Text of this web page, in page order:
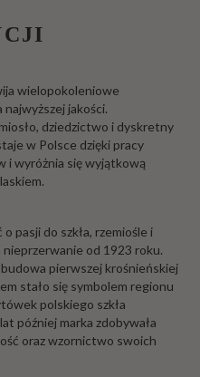
wielopokoleniowe
jakości.
dziedzictwo i dyskretny
w Polsce dzięki pracy
i wyróżnia się wyjątkową
pasji do szkła, rzemiośle i
od 1923 roku.
pierwszej krośnieńskiej
stało się symbolem regionu
polskiego szkła
później marka zdobywała
oraz wzornictwo swoich